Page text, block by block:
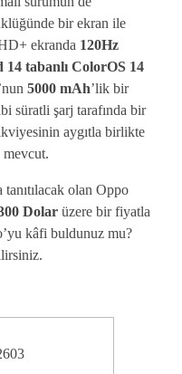
bir ekran ile
ekranda 120Hz
tabanlı ColorOS 14
5000 mAh’lik bir
süratli şarj tarafında bir
aygıtla birlikte
mevcut.
tanıtılacak olan Oppo
Dolar üzere bir fiyatla
kâfi buldunuz mu?